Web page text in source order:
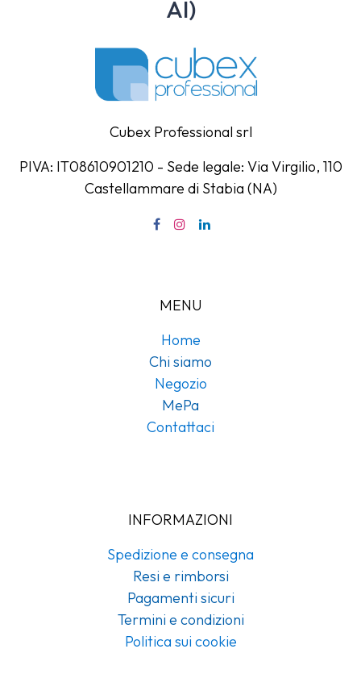
AI)
Cubex Professional srl
PIVA: IT08610901210 - Sede legale: Via Virgilio, 110
Castellammare di Stabia (NA)
MENU
Home
Chi siamo
Negozio
MePa
Contattaci
INFORMAZIONI
Spedizione e consegna
Resi e rimborsi
Pagamenti sicuri
Termini e condizioni
Politica sui cookie